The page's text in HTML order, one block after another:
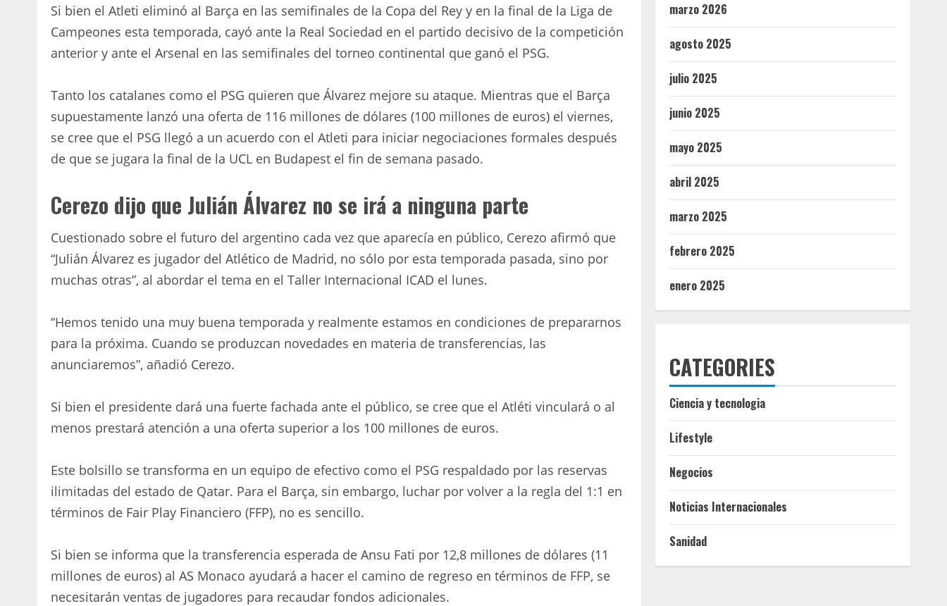
Si bien el Atleti eliminó al Barça en las semifinales de la Copa del Rey y en la final de la Liga de
Campeones esta temporada, cayó ante la Real Sociedad en el partido decisivo de la competición
anterior y ante el Arsenal en las semifinales del torneo continental que ganó el PSG.
Tanto los catalanes como el PSG quieren que Álvarez mejore su ataque. Mientras que el Barça
supuestamente lanzó una oferta de 116 millones de dólares (100 millones de euros) el viernes,
se cree que el PSG llegó a un acuerdo con el Atleti para iniciar negociaciones formales después
de que se jugara la final de la UCL en Budapest el fin de semana pasado.
Cerezo dijo que Julián Álvarez no se irá a ninguna parte
Cuestionado sobre el futuro del argentino cada vez que aparecía en público, Cerezo afirmó que
“Julián Álvarez es jugador del Atlético de Madrid, no sólo por esta temporada pasada, sino por
muchas otras”, al abordar el tema en el Taller Internacional ICAD el lunes.
“Hemos tenido una muy buena temporada y realmente estamos en condiciones de prepararnos
para la próxima. Cuando se produzcan novedades en materia de transferencias, las
anunciaremos”, añadió Cerezo.
Si bien el presidente dará una fuerte fachada ante el público, se cree que el Atléti vinculará o al
menos prestará atención a una oferta superior a los 100 millones de euros.
Este bolsillo se transforma en un equipo de efectivo como el PSG respaldado por las reservas
ilimitadas del estado de Qatar. Para el Barça, sin embargo, luchar por volver a la regla del 1:1 en
términos de Fair Play Financiero (FFP), no es sencillo.
Si bien se informa que la transferencia esperada de Ansu Fati por 12,8 millones de dólares (11
millones de euros) al AS Monaco ayudará a hacer el camino de regreso en términos de FFP, se
necesitarán ventas de jugadores para recaudar fondos adicionales.
marzo 2026
agosto 2025
julio 2025
junio 2025
mayo 2025
abril 2025
marzo 2025
febrero 2025
enero 2025
CATEGORIES
Ciencia y tecnologia
Lifestyle
Negocios
Noticias Internacionales
Sanidad